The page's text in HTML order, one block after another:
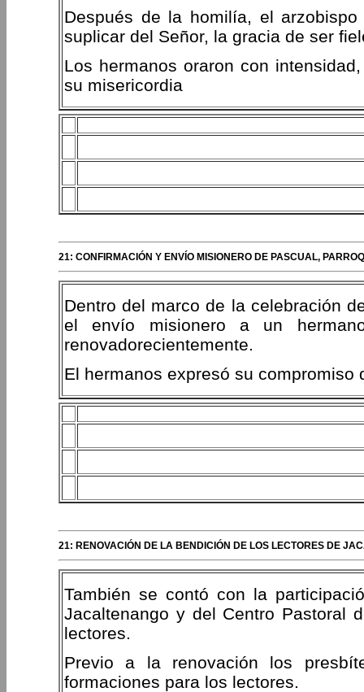
Después de la homilía, el
suplicar del Señor, la gracia de ser
Los hermanos oraron con
su misericordia
21: CONFIRMACIÓN Y ENVÍO MISIONERO DE PASCUAL,
Dentro del marco de la celebración
el envío misionero a un
renovadorecientemente.
El hermanos expresó su
21: RENOVACIÓN DE LA BENDICIÓN DE LOS LECTORES DE
También se contó con la
Jacaltenango y del Centro Pastoral
lectores.
Previo a la renovación los
formaciones para los lectores.